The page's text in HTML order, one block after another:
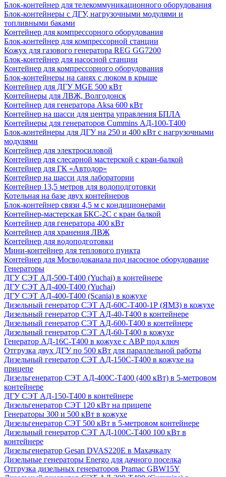
Блок-контейнер для телекоммуникационного оборудования
Блок-контейнеры с ДГУ, нагрузочными модулями и
топливными баками
Контейнер для компрессорного оборудования
Блок-контейнер для компрессорной станции
Кожух для газового генератора REG GG7200
Блок-контейнер для насосной станции
Контейнер для компрессорного оборудования
Блок-контейнеры на санях с люком в крыше
Контейнер для ДГУ MGE 500 кВт
Контейнеры для ЛВЖ, Волгодонск
Контейнер для генератора Aksa 600 кВт
Контейнер на шасси для центра управления БПЛА
Контейнеры для генераторов Cummins АД-100-Т400
Блок-контейнеры для ДГУ на 250 и 400 кВт с нагрузочными
модулями
Контейнер для электросиловой
Контейнер для слесарной мастерской с кран-балкой
Контейнер для ГК «Автодор»
Контейнер на шасси для лаборатории
Контейнер 13,5 метров для водоподготовки
Котельная на базе двух контейнеров
Блок-контейнер связи 4,5 м с кондиционерами
Контейнер-мастерская БКС-2С с кран балкой
Контейнер для генератора 400 кВт
Контейнер для хранения ЛВЖ
Контейнер для водоподготовки
Мини-контейнер для теплового пункта
Контейнер для Мосводоканала под насосное оборудование
Генераторы
ДГУ СЭТ АД-500-Т400 (Yuchai) в контейнере
ДГУ СЭТ АД-400-Т400 (Yuchai)
ДГУ СЭТ АД-400-Т400 (Scania) в кожухе
Дизельный генератор СЭТ АД-60С-Т400-1Р (ЯМЗ) в кожухе
Дизельный генератор СЭТ АД-40-Т400 в контейнере
Дизельный генератор СЭТ АД-600-Т400 в контейнере
Дизельный генератор СЭТ АД-60-Т400 в кожухе
Генератор АД-16С-Т400 в кожухе с АВР под ключ
Отгрузка двух ДГУ по 500 кВт для параллельной работы
Дизельный генератор СЭТ АД-150С-Т400 в кожухе на
прицепе
Дизельгенератор СЭТ АД-400С-Т400 (400 кВт) в 5-метровом
контейнере
ДГУ СЭТ АД-150-Т400 в контейнере
Дизельгенератор СЭТ 120 кВт на прицепе
Генераторы 300 и 500 кВт в кожухе
Дизельгенератор СЭТ 500 кВт в 5-метровом контейнере
Дизельный генератор СЭТ АД-100С-Т400 100 кВт в
контейнере
Дизельгенератор Gesan DVAS220E в Махачкалу
Дизельные генераторы Energo для дачного поселка
Отгрузка дизельных генераторов Pramac GВW15Y